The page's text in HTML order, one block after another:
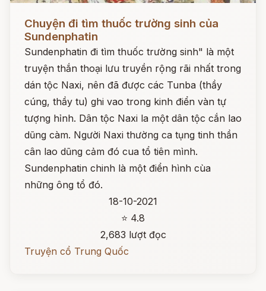
Chuyện đi tìm thuốc trường sinh của
Sundenphatin
Sundenphatin đi tìm thuốc trường sinh" là một
truyện thắn thoại lưu truyền rộng rãi nhất trong
dán tộc Naxi, nên đã được các Tunba (thầy
cúng, thầy tu) ghi vao trong kinh điển vàn tự
tượng hỉnh. Dân tộc Naxi la một dân tộc cắn lao
dũng càm. Người Naxi thường ca tụng tinh thần
cân lao dũng cảm đó cua tổ tiên mình.
Sundenphatin chinh là một điển hình cùa
những ông tổ đó.
18-10-2021
⭐ 4.8
2,683 lượt đọc
Truyện cổ Trung Quốc